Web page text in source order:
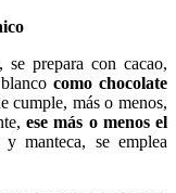
prepara con cacao,
como chocolate
cumple, más o menos,
ese más o menos el
manteca, se emplea